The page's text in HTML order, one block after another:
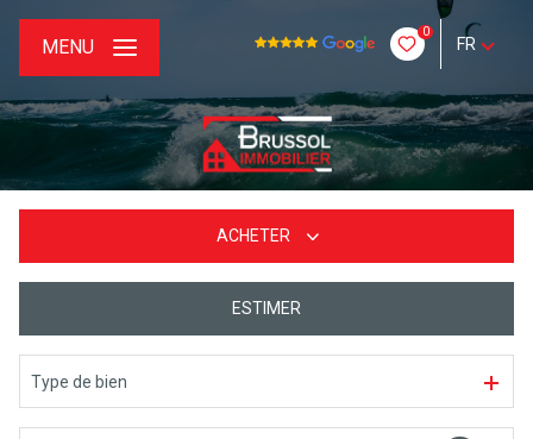
0
FR
MENU
ACHETER
ESTIMER
Type de bien